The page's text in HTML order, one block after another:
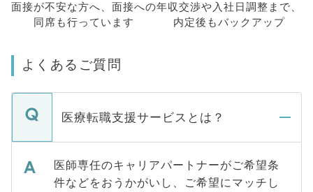
面接が不安な方へ、 面接への
同席も行っています
年収交渉や入社日調整まで、
内定後もバックアップ
よくあるご質問
医療転職支援サービスとは？
医師専任のキャリアパートナーがご希望条
件などをおうかがいし、ご希望にマッチし